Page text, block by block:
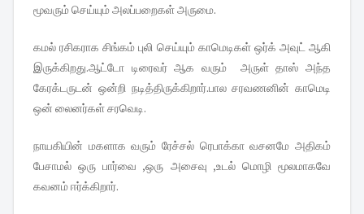
மூவரும் செய்யும் அலப்பறைகள் அருமை.
கமல் ரசிகராக சிங்கம் புலி செய்யும் காமெடிகள் ஒர்க் அவுட் ஆகி
இருக்கிறது.ஆட்டோ டிரைவர் ஆக வரும் அருள் தாஸ் அந்த
கேரக்டருடன் ஒன்றி நடித்திருக்கிறார்.பால சரவணனின் காமெடி
ஒன் லைனர்கள் சரவெடி.
நாயகியின் மகளாக வரும் ரேச்சல் ரெபாக்கா வசனமே அதிகம்
பேசாமல் ஒரு பார்வை ,ஒரு அசைவு ,உடல் மொழி மூலமாகவே
கவனம் ஈர்க்கிறார்.